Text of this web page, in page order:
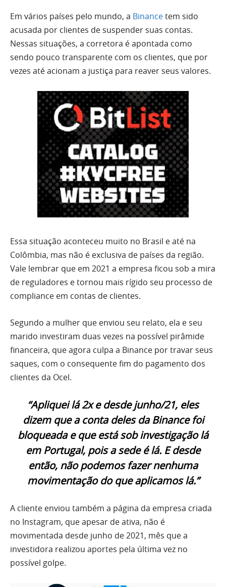
Em vários países pelo mundo, a Binancetem sido
acusada por clientes de suspender suas contas.
Nessas situações, a corretora é apontada como
sendo pouco transparente com os clientes, que por
vezes até acionam a justiça para reaver seus valores.
Essa situação aconteceu muito no Brasil e até na
Colômbia, mas não é exclusiva de países da região.
Vale lembrar que em 2021 a empresa ficou sob a mira
de reguladores e tornou mais rígido seu processo de
compliance em contas de clientes.
Segundo a mulher que enviou seu relato, ela e seu
marido investiram duas vezes na possível pirâmide
financeira, que agora culpa a Binance por travar seus
saques, com o consequente fim do pagamento dos
clientes da Ocel.
“Apliquei lá 2x e desde junho/21, eles
dizem que a conta deles da Binance foi
bloqueada e que está sob investigação lá
em Portugal, pois a sede é lá. E desde
então, não podemos fazer nenhuma
movimentação do que aplicamos lá.”
A cliente enviou também a página da empresa criada
no Instagram, que apesar de ativa, não é
movimentada desde junho de 2021, mês que a
investidora realizou aportes pela última vez no
possível golpe.